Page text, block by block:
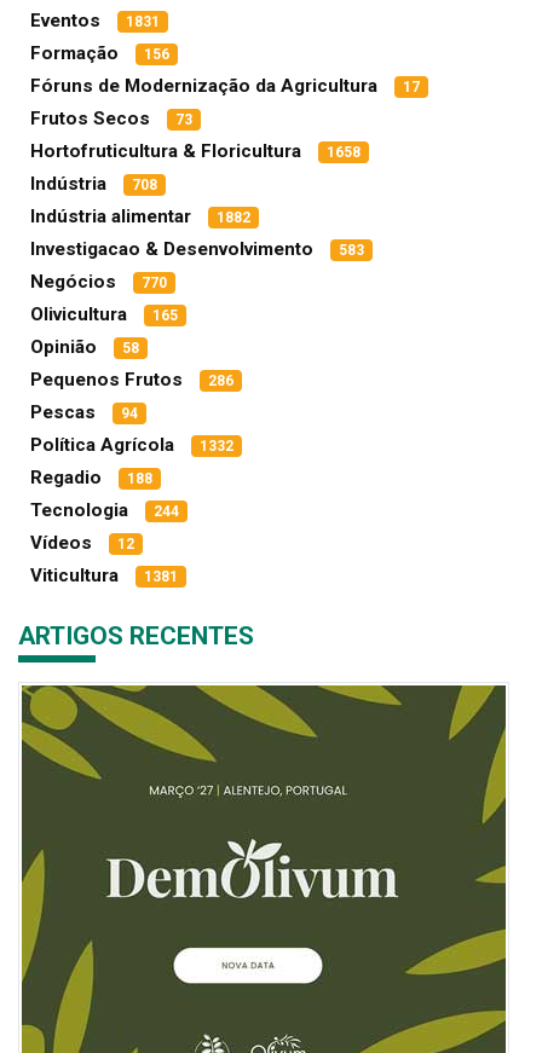
Eventos 1831
Formação 156
Fóruns de Modernização da Agricultura 17
Frutos Secos 73
Hortofruticultura & Floricultura 1658
Indústria 708
Indústria alimentar 1882
Investigacao & Desenvolvimento 583
Negócios 770
Olivicultura 165
Opinião 58
Pequenos Frutos 286
Pescas 94
Política Agrícola 1332
Regadio 188
Tecnologia 244
Vídeos 12
Viticultura 1381
ARTIGOS RECENTES